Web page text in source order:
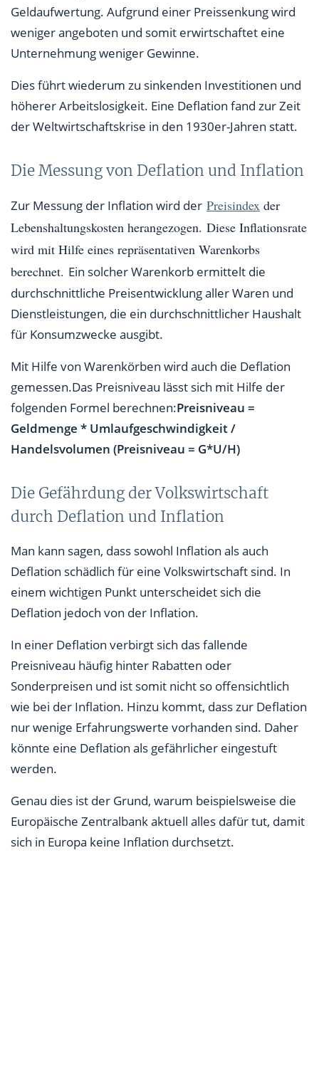
Geldaufwertung. Aufgrund einer Preissenkung wird
weniger angeboten und somit erwirtschaftet eine
Unternehmung weniger Gewinne.
Dies führt wiederum zu sinkenden Investitionen und
höherer Arbeitslosigkeit. Eine Deflation fand zur Zeit
der Weltwirtschaftskrise in den 1930er-Jahren statt.
Die Messung von Deflation und Inflation
Zur Messung der Inflation wird der Preisindex der
Lebenshaltungskosten herangezogen. Diese Inflationsrate
wird mit Hilfe eines repräsentativen Warenkorbs
berechnet. Ein solcher Warenkorb ermittelt die
durchschnittliche Preisentwicklung aller Waren und
Dienstleistungen, die ein durchschnittlicher Haushalt
für Konsumzwecke ausgibt.
Mit Hilfe von Warenkörben wird auch die Deflation
gemessen.Das Preisniveau lässt sich mit Hilfe der
folgenden Formel berechnen:Preisniveau =
Geldmenge * Umlaufgeschwindigkeit /
Handelsvolumen (Preisniveau = G*U/H)
Die Gefährdung der Volkswirtschaft
durch Deflation und Inflation
Man kann sagen, dass sowohl Inflation als auch
Deflation schädlich für eine Volkswirtschaft sind. In
einem wichtigen Punkt unterscheidet sich die
Deflation jedoch von der Inflation.
In einer Deflation verbirgt sich das fallende
Preisniveau häufig hinter Rabatten oder
Sonderpreisen und ist somit nicht so offensichtlich
wie bei der Inflation. Hinzu kommt, dass zur Deflation
nur wenige Erfahrungswerte vorhanden sind. Daher
könnte eine Deflation als gefährlicher eingestuft
werden.
Genau dies ist der Grund, warum beispielsweise die
Europäische Zentralbank aktuell alles dafür tut, damit
sich in Europa keine Inflation durchsetzt.